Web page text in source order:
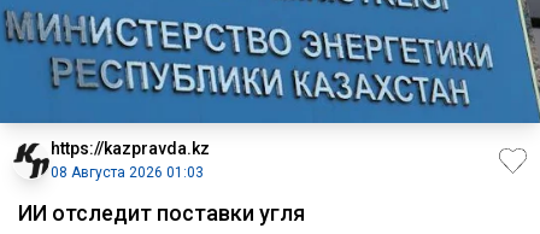
https://kazpravda.kz
08 Августа 2026 01:03
ИИ отследит поставки угля